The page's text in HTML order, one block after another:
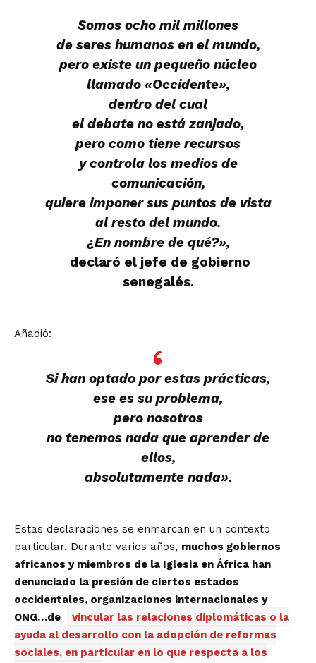
Somos ocho mil millones
de seres humanos en el mundo,
pero existe un pequeño núcleo
llamado «Occidente»,
dentro del cual
el debate no está zanjado,
pero como tiene recursos
y controla los medios de
comunicación,
quiere imponer sus puntos de vista
al resto del mundo.
¿En nombre de qué?»,
declaró el jefe de gobierno
senegalés.
Añadió:
Si han optado por estas prácticas,
ese es su problema,
pero nosotros
no tenemos nada que aprender de
ellos,
absolutamente nada».
Estas declaraciones se enmarcan en un contexto
particular. Durante varios años, muchos gobiernos
africanos y miembros de la Iglesia en África han
denunciado la presión de ciertos estados
occidentales, organizaciones internacionales y
ONG…de
vincular las relaciones diplomáticas o la
ayuda al desarrollo con la adopción de reformas
sociales, en particular en lo que respecta a los